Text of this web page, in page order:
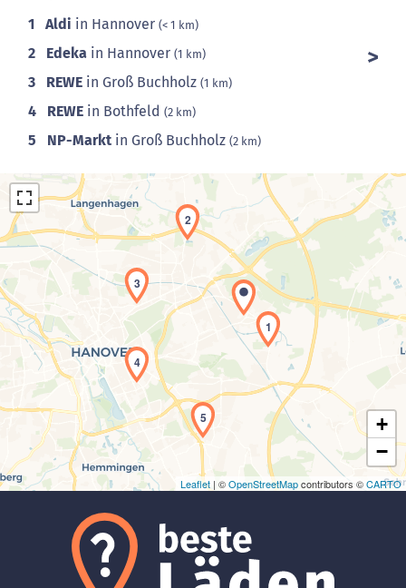
1 Aldi in Hannover (< 1 km)
2 Edeka in Hannover (1 km)
3 REWE in Groß Buchholz (1 km)
4 REWE in Bothfeld (2 km)
5 NP-Markt in Groß Buchholz (2 km)
Laden der Karte...1
2
3
4
5
+
−
Leaflet | ©OpenStreetMapcontributors ©CARTO